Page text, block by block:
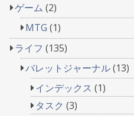
ゲーム (2)
MTG (1)
ライフ (135)
バレットジャーナル(13)
インデックス (1)
タスク (3)